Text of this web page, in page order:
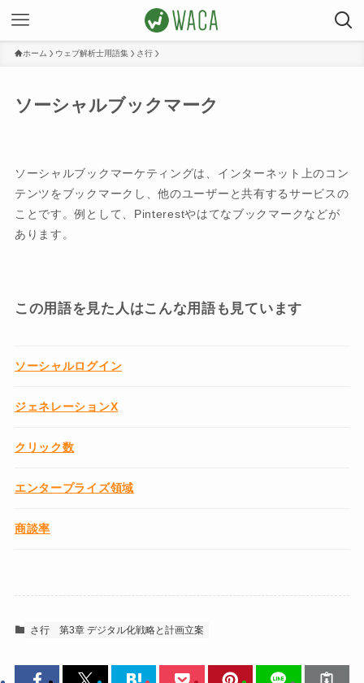
ホーム ウェブ解析士用語集 さ行
ソーシャルブックマーク
ソーシャルブックマーケティングは、インターネット上のコン
テンツをブックマークし、他のユーザーと共有するサービスの
ことです。例として、Pinterestやはてなブックマークなどが
あります。
この用語を見た人はこんな用語も見ています
ソーシャルログイン
ジェネレーションX
クリック数
エンタープライズ領域
商談率
さ行 第3章 デジタル化戦略と計画立案